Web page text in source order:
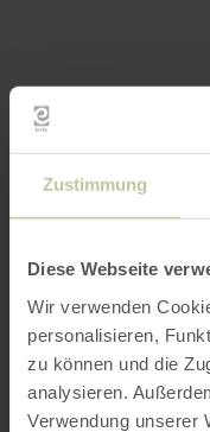
Zustimmung
Diese Webseite
Wir verwenden
personalisieren,
zu können und die
analysieren.
Verwendung unserer